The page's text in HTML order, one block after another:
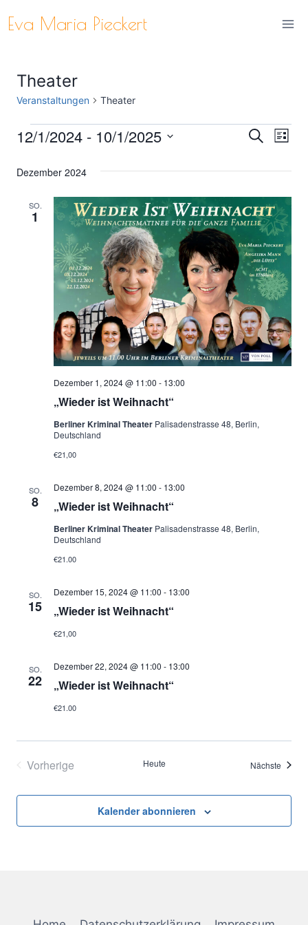
Inhalt
Eva Maria Pieckert
Theater
Veranstaltungen Theater
Veranstaltungen
Suche
und
SucheListe
12/1/2024 - 10/1/2025
wählen.
Dezember 2024
SO.
1
„Wieder ist Weihnacht“
Dezember 1, 2024 @ 11:00 - 13:00
Berliner Kriminal Theater Palisadenstrasse 48, Berlin,
Deutschland
€21,00
SO.
8 „Wieder ist Weihnacht“
Dezember 8, 2024 @ 11:00 - 13:00
Berliner Kriminal Theater Palisadenstrasse 48, Berlin,
Deutschland
€21.00
SO.
15 „Wieder ist Weihnacht“
Dezember 15, 2024 @ 11:00 - 13:00
€21,00
SO.
22 „Wieder ist Weihnacht“
Dezember 22, 2024 @ 11:00 - 13:00
€21.00
Vorherige
Heute Nächste
Kalender abonnieren